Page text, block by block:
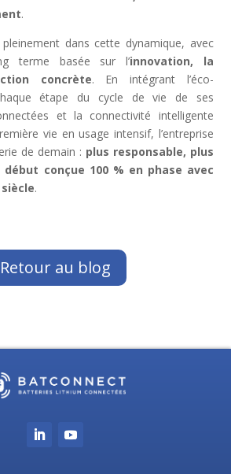
.
pleinement dans cette dynamique, avec
terme basée sur l’innovation, la
concrète. En intégrant l’éco-
étape du cycle de vie de ses
et la connectivité intelligente
vie en usage intensif, l’entreprise
de demain : plus responsable, plus
conçue 100 % en phase avec
.
Retour au blog